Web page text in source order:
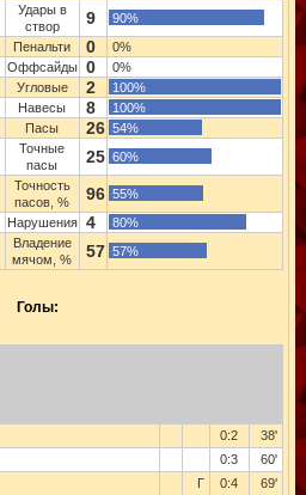
Удары в
створ
9
90%
Пенальти 0
0%
Оффсайды 0
0%
Угловые 2
100%
Навесы 8
100%
Пасы 26 54%
Точные
пасы
25 60%
Точность
пасов, %
96 55%
Нарушения 4
80%
Владение
мячом, %
57 57%
Голы:
0:2
38'
0:3
60'
Г 0:4 69'